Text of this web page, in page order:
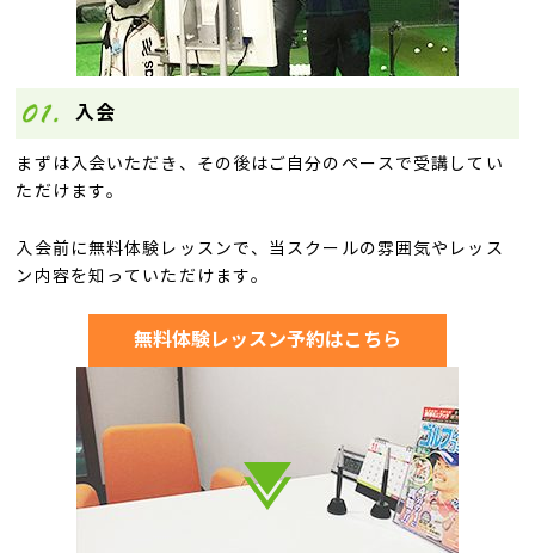
入会
まずは入会いただき、その後はご自分のペースで受講してい
ただけます。
入会前に無料体験レッスンで、当スクールの雰囲気やレッス
ン内容を知っていただけます。
無料体験レッスン予約はこちら